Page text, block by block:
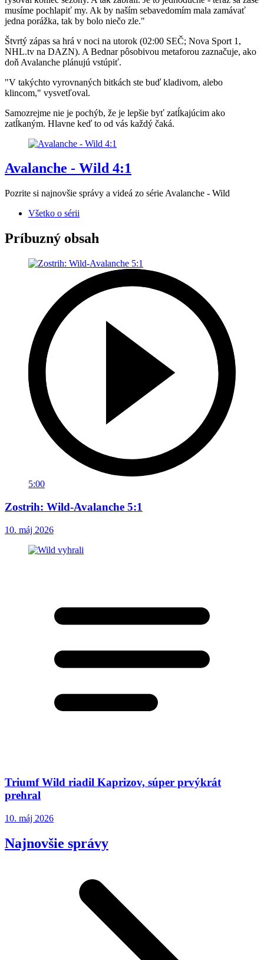
musíme pochlapiť my. Ak by naším sebavedomím mala zamávať
jedna porážka, tak by bolo niečo zle."
Štvrtý zápas sa hrá v noci na utorok (02:00 SEČ; Nova Sport 1,
NHL.tv na DAZN). A Bednar pôsobivou metaforou zaznačuje, ako
doň Avalanche plánujú vstúpiť.
"V takýchto vyrovnaných bitkách ste buď kladivom, alebo
klincom," vysvetľoval.
Samozrejme nie je pochýb, že je lepšie byť zatĺkajúcim ako
zatĺkaným. Hlavne keď to od vás každý čaká.
Avalanche - Wild 4:1
Pozrite si najnovšie správy a videá zo série Avalanche - Wild
Všetko o sérii
Príbuzný obsah
5:00
Zostrih: Wild-Avalanche 5:1
10. máj 2026
Triumf Wild riadil Kaprizov, súper prvýkrát
prehral
10. máj 2026
Najnovšie správy